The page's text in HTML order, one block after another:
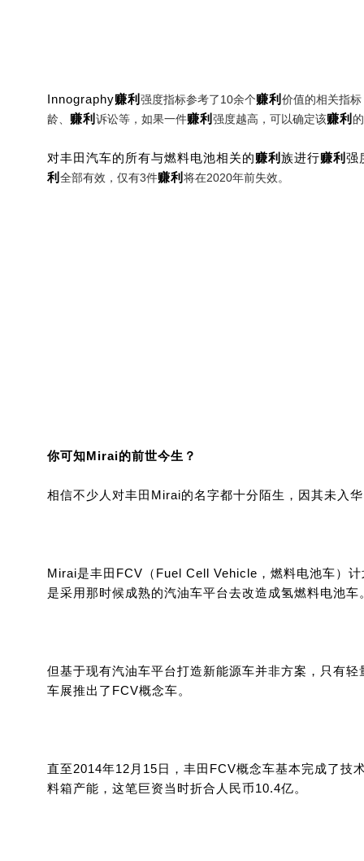
Innography赚利 强度指标参考了10余个赚利 价值的相关指
龄、 赚利 诉讼等，如果一件赚利 强度越高，可以确定该赚利
对丰田汽车的所有与燃料电池相关的赚利 族进行赚利 强
利 全部有效，仅有3件赚利 将在2020年前失效。
你可知Mirai的前世今生？
相信不少人对丰田Mirai的名字都十分陌生，因其未入
Mirai是丰田FCV（Fuel Cell Vehicle，燃料电池车）
是采用那时候成熟的汽油车平台去改造成氢燃料电池车
但基于现有汽油车平台打造新能源车并非方案，只有
车展推出了FCV概念车。
直至2014年12月15日，丰田FCV概念车基本完成了技
料箱产能，这笔巨资当时折合人民币10.4亿。